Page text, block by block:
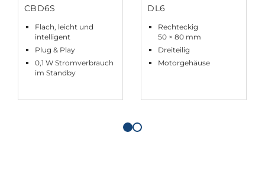
CBD6S
Flach, leicht und
intelligent
Plug & Play
0,1 W Stromverbrauch
im Standby
DL6
Rechteckig
50 × 80 mm
Dreiteilig
Motorgehäuse